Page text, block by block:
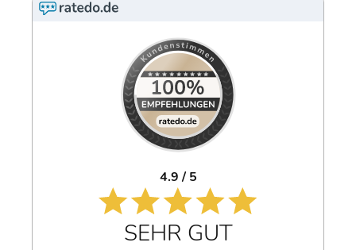
4.9 / 5
SEHR GUT